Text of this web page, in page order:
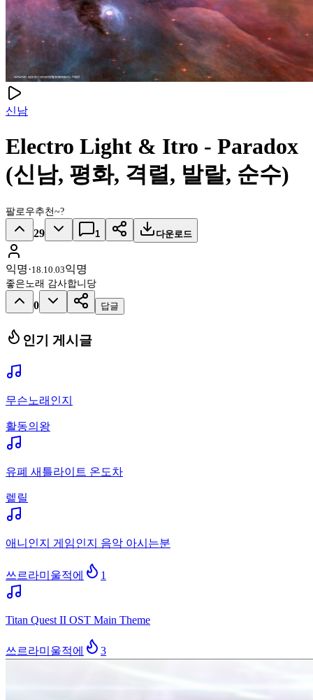
신남
Electro Light & Itro - Paradox
(신남, 평화, 격렬, 발랄, 순수)
팔로우추천~?
29 1 다운로드
익명·18.10.03익명
좋은노래 감사합니당
0 답글
인기 게시글
무슨노래인지
활동의왕
유폐 새틀라이트 온도차
렡릴
애니인지 게임인지 음악 아시는분
쓰르라미울적에 1
Titan Quest II OST Main Theme
쓰르라미울적에 3